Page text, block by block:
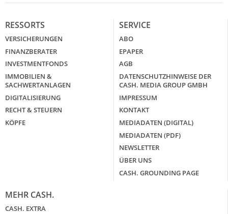
RESSORTS
VERSICHERUNGEN
FINANZBERATER
INVESTMENTFONDS
IMMOBILIEN &
SACHWERTANLAGEN
DIGITALISIERUNG
RECHT & STEUERN
KÖPFE
SERVICE
ABO
EPAPER
AGB
DATENSCHUTZHINWEISE DER
CASH. MEDIA GROUP GMBH
IMPRESSUM
KONTAKT
MEDIADATEN (DIGITAL)
MEDIADATEN (PDF)
NEWSLETTER
ÜBER UNS
CASH. GROUNDING PAGE
MEHR CASH.
CASH. EXTRA